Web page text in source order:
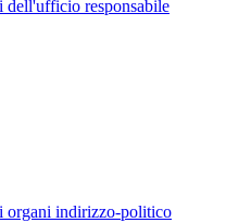
dell'ufficio responsabile
organi indirizzo-politico